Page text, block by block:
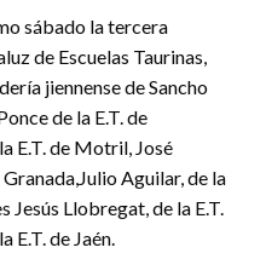
sábado la tercera
de Escuelas Taurinas,
jiennense de Sancho
de la E.T. de
E.T. de Motril, José
Aguilar, de la
Jesús Llobregat, de la E.T.
E.T. de Jaén.